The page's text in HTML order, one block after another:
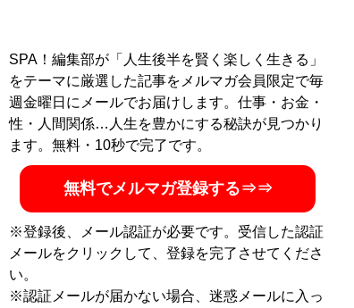
SPA！編集部が「人生後半を賢く楽しく生きる」
をテーマに厳選した記事をメルマガ会員限定で毎
週金曜日にメールでお届けします。仕事・お金・
性・人間関係…人生を豊かにする秘訣が見つかり
ます。無料・10秒で完了です。
無料でメルマガ登録する⇒⇒
※登録後、メール認証が必要です。受信した認証
メールをクリックして、登録を完了させてくださ
い。
※認証メールが届かない場合、迷惑メールに入っ